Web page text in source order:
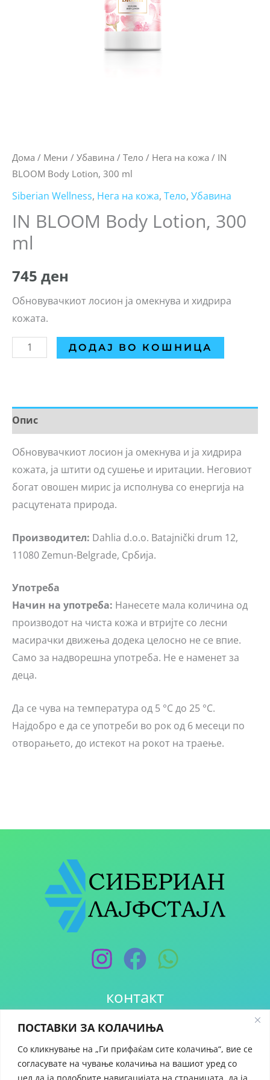
ПОСТАВКИ ЗА КОЛАЧИЊА
Со кликнување на „Ги прифаќам сите колачиња“, вие се
согласувате на чување колачиња на вашиот уред со
цел да ја подобрите навигацијата на страницата, да ја
Дома / Мени / Убавина / Тело / Нега на кожа / IN
BLOOM Body Lotion, 300 ml
Siberian Wellness, Нега на кожа, Тело, Убавина
IN BLOOM Body Lotion, 300
ml
745 ден
Обновувачкиот лосион ја омекнува и хидрира
кожата.
ДОДАЈ ВО КОШНИЦА
Опис
Обновувачкиот лосион ја омекнува и ја хидрира
кожата, ја штити од сушење и иритации. Неговиот
богат овошен мирис ја исполнува со енергија на
расцутената природа.
Производител: Dahlia d.o.o. Batajnički drum 12,
11080 Zemun-Belgrade, Србија.
Употреба
Начин на употреба: Нанесете мала количина од
производот на чиста кожа и втријте со лесни
масирачки движења додека целосно не се впие.
Само за надворешна употреба. Не е наменет за
деца.
Да се чува на температура од 5 °C до 25 °C.
Најдобро е да се употреби во рок од 6 месеци по
отворањето, до истекот на рокот на траење.
контакт
+389 70 251 123
prodavnica@siberianlifestyle.com
Кочо Рацин 26, 1000 Скопје